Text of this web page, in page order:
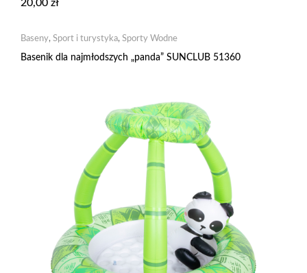
20,00 zł
Baseny, Sport i turystyka, Sporty Wodne
Basenik dla najmłodszych „panda” SUNCLUB 51360